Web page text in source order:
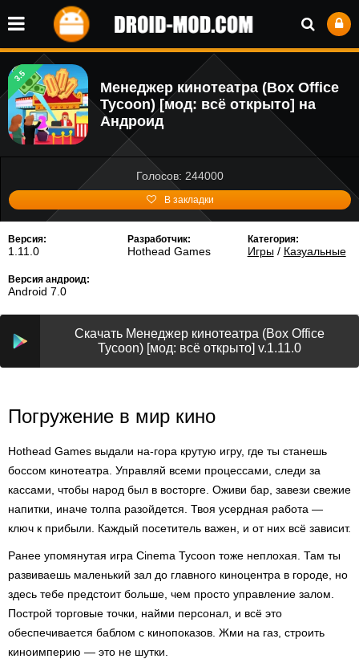
3.5
Менеджер кинотеатра (Box Office
Tycoon) [мод: всё открыто] на
Андроид
Голосов: 244000
В закладки
Версия:
1.11.0
Разработчик:
Hothead Games
Категория:
Игры/ Казуальные
Версия андроид:
Android 7.0
Скачать Менеджер кинотеатра (Box Office
Tycoon) [мод: всё открыто] v.1.11.0
Погружение в мир кино
Hothead Games выдали на-гора крутую игру, где ты станешь
боссом кинотеатра. Управляй всеми процессами, следи за
кассами, чтобы народ был в восторге. Оживи бар, завези свежие
напитки, иначе толпа разойдется. Твоя усердная работа —
ключ к прибыли. Каждый посетитель важен, и от них всё зависит.
Ранее упомянутая игра Cinema Tycoon тоже неплохая. Там ты
развиваешь маленький зал до главного киноцентра в городе, но
здесь тебе предстоит больше, чем просто управление залом.
Построй торговые точки, найми персонал, и всё это
обеспечивается баблом с кинопоказов. Жми на газ, строить
киноимперию — это не шутки.